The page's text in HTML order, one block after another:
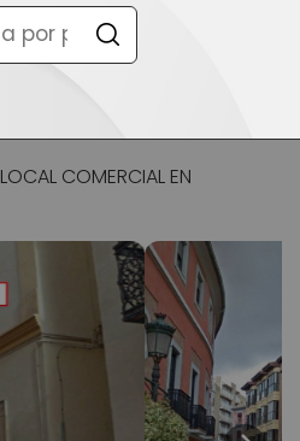
LOCAL COMERCIAL EN